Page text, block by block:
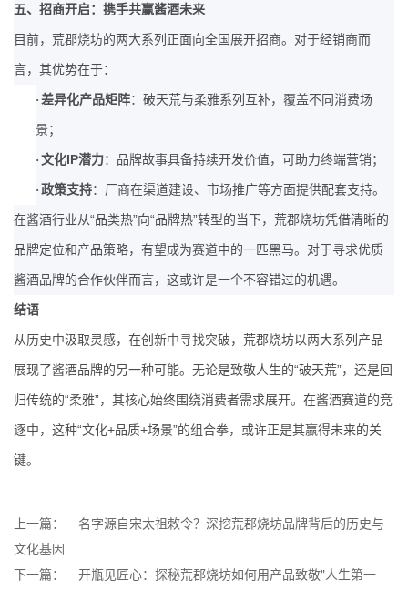
五、招商开启：携手共赢酱酒未来
目前，荒郡烧坊的两大系列正面向全国展开招商。对于经销商而
言，其优势在于：
· 差异化产品矩阵：破天荒与柔雅系列互补，覆盖不同消费场
景；
· 文化IP潜力：品牌故事具备持续开发价值，可助力终端营销；
· 政策支持：厂商在渠道建设、市场推广等方面提供配套支持。
在酱酒行业从“品类热”向“品牌热”转型的当下，荒郡烧坊凭借清晰的
品牌定位和产品策略，有望成为赛道中的一匹黑马。对于寻求优质
酱酒品牌的合作伙伴而言，这或许是一个不容错过的机遇。
结语
从历史中汲取灵感，在创新中寻找突破，荒郡烧坊以两大系列产品
展现了酱酒品牌的另一种可能。无论是致敬人生的“破天荒”，还是回
归传统的“柔雅”，其核心始终围绕消费者需求展开。在酱酒赛道的竞
逐中，这种“文化+品质+场景”的组合拳，或许正是其赢得未来的关
键。
上一篇：
名字源自宋太祖敕令？深挖荒郡烧坊品牌背后的历史与
文化基因
下一篇：
开瓶见匠心：探秘荒郡烧坊如何用产品致敬"人生第一